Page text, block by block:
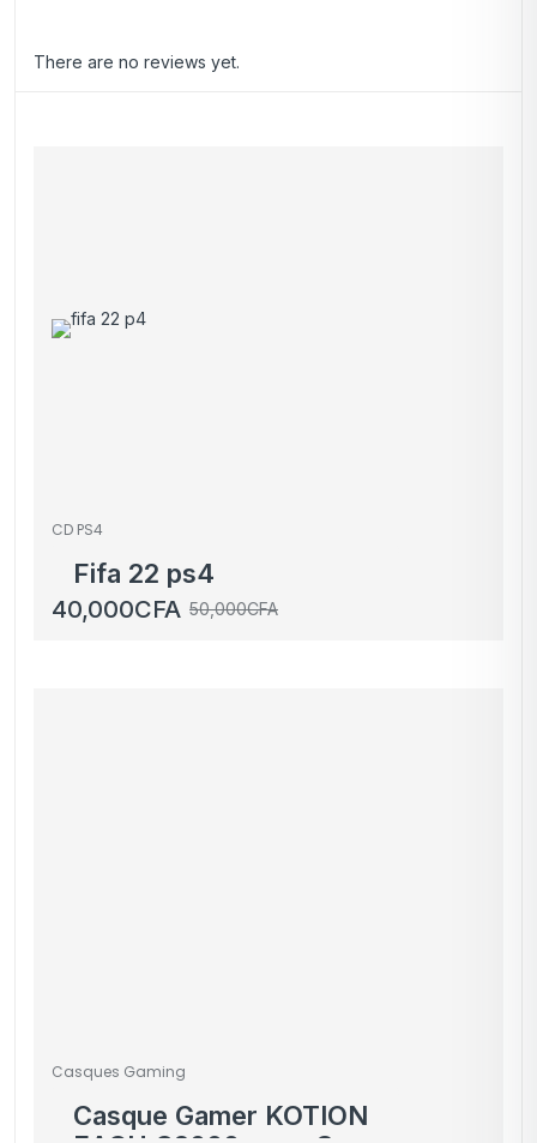
There are no reviews yet.
CD PS4
Fifa 22 ps4
50,000CFA
40,000CFA
Casques Gaming
Casque Gamer KOTION